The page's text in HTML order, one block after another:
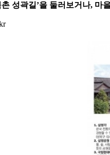
성곽길’을 둘러보거나, 마